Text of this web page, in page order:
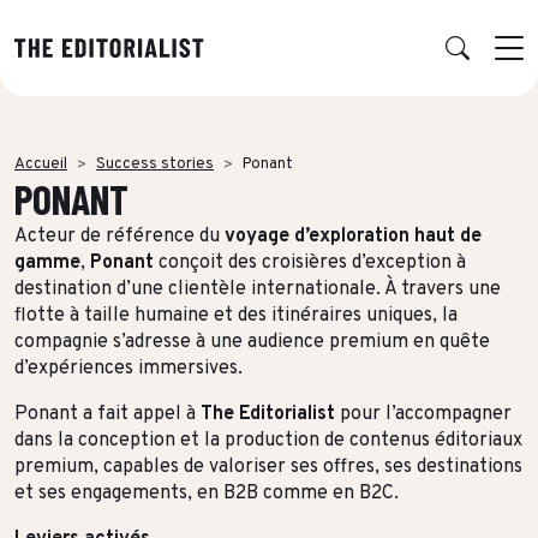
NOS EXPERTISES
Data & Insights
Stratégie & Positionnement
Production éditoriale
Concepts créatifs & Multimédia
Multidiffusion qualifiée
Formation & Gouvernance
SUCCESS STORIES
PAR SECTEUR
Banque & Assurance
Finance & Private Equity
Énergie & Industrie
ESN & Tech
Luxe
INSIGHTS
PUBLICATIONS
Book RSE
Book récit durabilité
Études, Notes de recherche & Benchmarks
THÉMATIQUE À LA UNE
Audiences & distribution
À PROPOS
L’AGENCE
Notre réseau d’experts
Charte IA
Nos engagements RSE
Nous rejoindre
Accueil Success stories Ponant
PONANT
Acteur de référence du voyage d’exploration haut de
gamme, Ponant conçoit des croisières d’exception à
destination d’une clientèle internationale. À travers une
flotte à taille humaine et des itinéraires uniques, la
compagnie s’adresse à une audience premium en quête
d’expériences immersives.
Ponant a fait appel à The Editorialist pour l’accompagner
dans la conception et la production de contenus éditoriaux
premium, capables de valoriser ses offres, ses destinations
et ses engagements, en B2B comme en B2C.